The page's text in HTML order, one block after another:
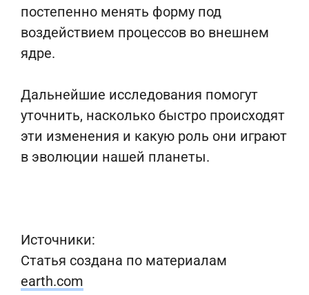
постепенно менять форму под
воздействием процессов во внешнем
ядре.
Дальнейшие исследования помогут
уточнить, насколько быстро происходят
эти изменения и какую роль они играют
в эволюции нашей планеты.
Источники:
Статья создана по материалам
earth.com